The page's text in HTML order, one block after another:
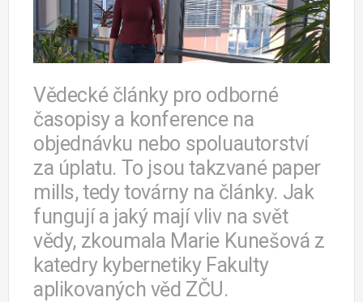
Vědecké články pro odborné
časopisy a konference na
objednávku nebo spoluautorství
za úplatu. To jsou takzvané paper
mills, tedy továrny na články. Jak
fungují a jaký mají vliv na svět
vědy, zkoumala Marie Kunešová z
katedry kybernetiky Fakulty
aplikovaných věd ZČU.